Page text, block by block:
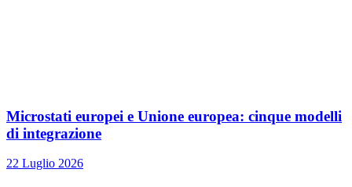
Microstati europei e Unione europea: cinque modelli
di integrazione
22 Luglio 2026